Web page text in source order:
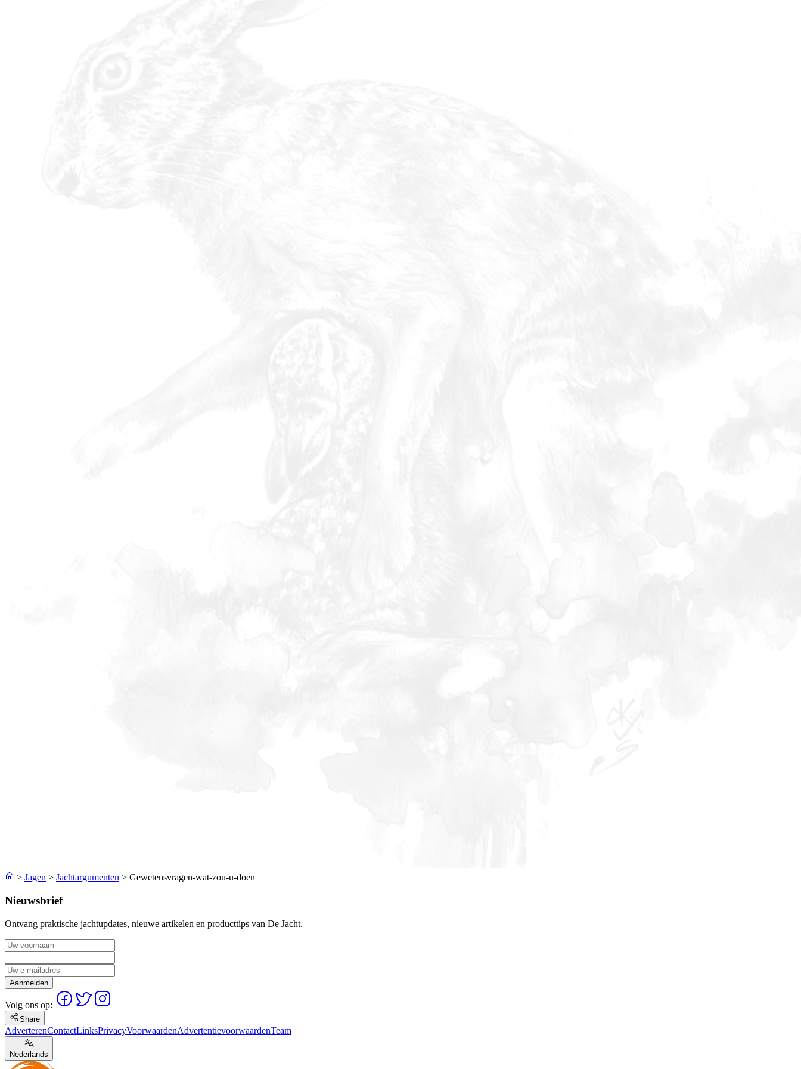
> Jagen > Jachtargumenten > Gewetensvragen-wat-zou-u-doen
Nieuwsbrief
Ontvang praktische jachtupdates, nieuwe artikelen en producttips van De Jacht.
Aanmelden
Volg ons op:
Share
AdverterenContactLinksPrivacyVoorwaardenAdvertentievoorwaardenTeam
Nederlands